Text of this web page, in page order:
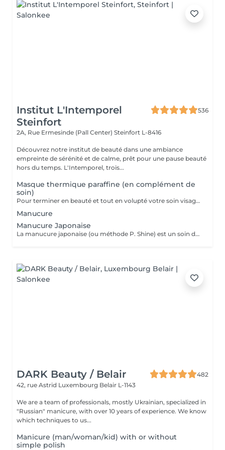
Institut L'Intemporel
Steinfort
536
2A, Rue Ermesinde (Pall Center) Steinfort L-8416
Découvrez notre institut de beauté dans une ambiance
empreinte de sérénité et de calme, prêt pour une pause beauté
hors du temps. L'Intemporel, trois...
Masque thermique paraffine (en complément de
soin)
Pour terminer en beauté et tout en volupté votre soin visage, nous vous proposons le 'double masque '. Cela consiste en une application d'un masque crème bourré d'actifs hydratants/régénérants/anti-âge ou anti-oxydants suivi d'un bain de paraffine tiède. Ceci permet la pénétration intégrale du masque crème grâce à la chaleur de la paraffine et un fin de soin en douceur grâce aux actifs de la paraffine adoucissants et calmants. Une véritable sensation de détente.
Manucure
Manucure Japonaise
La manucure japonaise (ou méthode P. Shine) est un soin de beauté naturel et ancestral visant à renforcer, nourrir et faire briller les ongles sans vernis ni gel. En utilisant des produits naturels comme la cire d'abeille, des minéraux, et de la poudre de perle, elle rend les ongles sains, forts et brillants avec un effet miroir, idéal pour réparer les ongles abîmés (après gel ou semi-permanent, grossesse...). Convient aux ongles naturels fragiles, mous, cassants ou dédoublés, mais aussi simplement pour offrir une période de repos et de soin aux ongles. Possible en cure : 5 + 1 gratuite ou 10 + 2 gratuites
DARK Beauty / Belair
482
42, rue Astrid Luxembourg Belair L-1143
We are a team of professionals, mostly Ukrainian, specialized in
"Russian" manicure, with over 10 years of experience. We know
which techniques to us...
Manicure (man/woman/kid) with or without
simple polish